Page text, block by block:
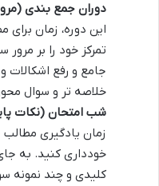
دوران جمع بندی
این دوره، زمان
تمرکز خود را بر
جامع و رفع اشکالات
خلاصه تر و سوال
شب امتحان (نکات
زمان یادگیری
خودداری کنید. به
کلیدی و چند نمونه